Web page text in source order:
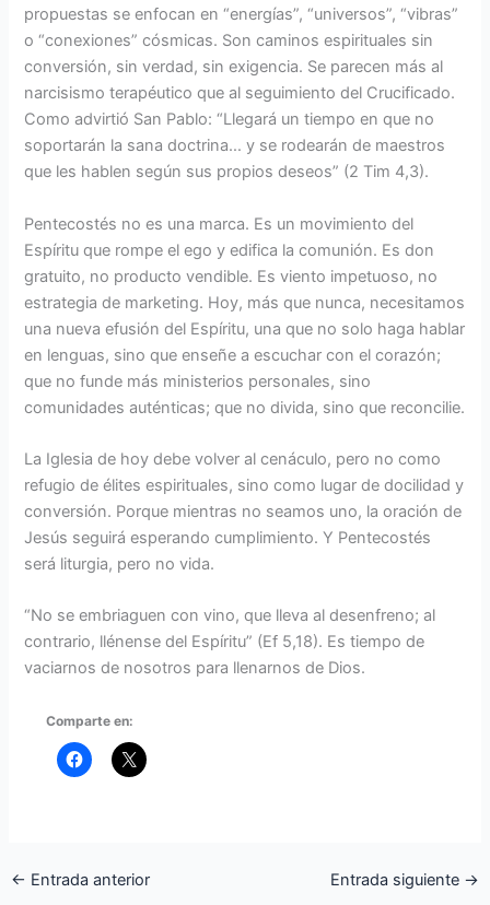
propuestas se enfocan en “energías”, “universos”, “vibras”
o “conexiones” cósmicas. Son caminos espirituales sin
conversión, sin verdad, sin exigencia. Se parecen más al
narcisismo terapéutico que al seguimiento del Crucificado.
Como advirtió San Pablo: “Llegará un tiempo en que no
soportarán la sana doctrina… y se rodearán de maestros
que les hablen según sus propios deseos” (2 Tim 4,3).
Pentecostés no es una marca. Es un movimiento del
Espíritu que rompe el ego y edifica la comunión. Es don
gratuito, no producto vendible. Es viento impetuoso, no
estrategia de marketing. Hoy, más que nunca, necesitamos
una nueva efusión del Espíritu, una que no solo haga hablar
en lenguas, sino que enseñe a escuchar con el corazón;
que no funde más ministerios personales, sino
comunidades auténticas; que no divida, sino que reconcilie.
La Iglesia de hoy debe volver al cenáculo, pero no como
refugio de élites espirituales, sino como lugar de docilidad y
conversión. Porque mientras no seamos uno, la oración de
Jesús seguirá esperando cumplimiento. Y Pentecostés
será liturgia, pero no vida.
“No se embriaguen con vino, que lleva al desenfreno; al
contrario, llénense del Espíritu” (Ef 5,18). Es tiempo de
vaciarnos de nosotros para llenarnos de Dios.
Comparte en:
← Entrada anterior Entrada siguiente →